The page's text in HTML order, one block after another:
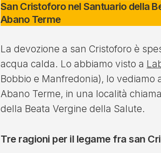
San Cristoforo nel Santuario della
Abano Terme
La devozione a san Cristoforo è
acqua calda. Lo abbiamo visto a
Bobbio e Manfredonia), lo vediamo
Abano Terme, in una località
della Beata Vergine della Salute.
Tre ragioni per il legame fra san